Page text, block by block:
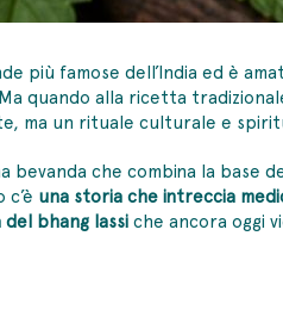
più famose dell’India ed è
quando alla ricetta
ma un rituale culturale e
bevanda che combina la base
una storia che intreccia
bhang lassiche ancora oggi